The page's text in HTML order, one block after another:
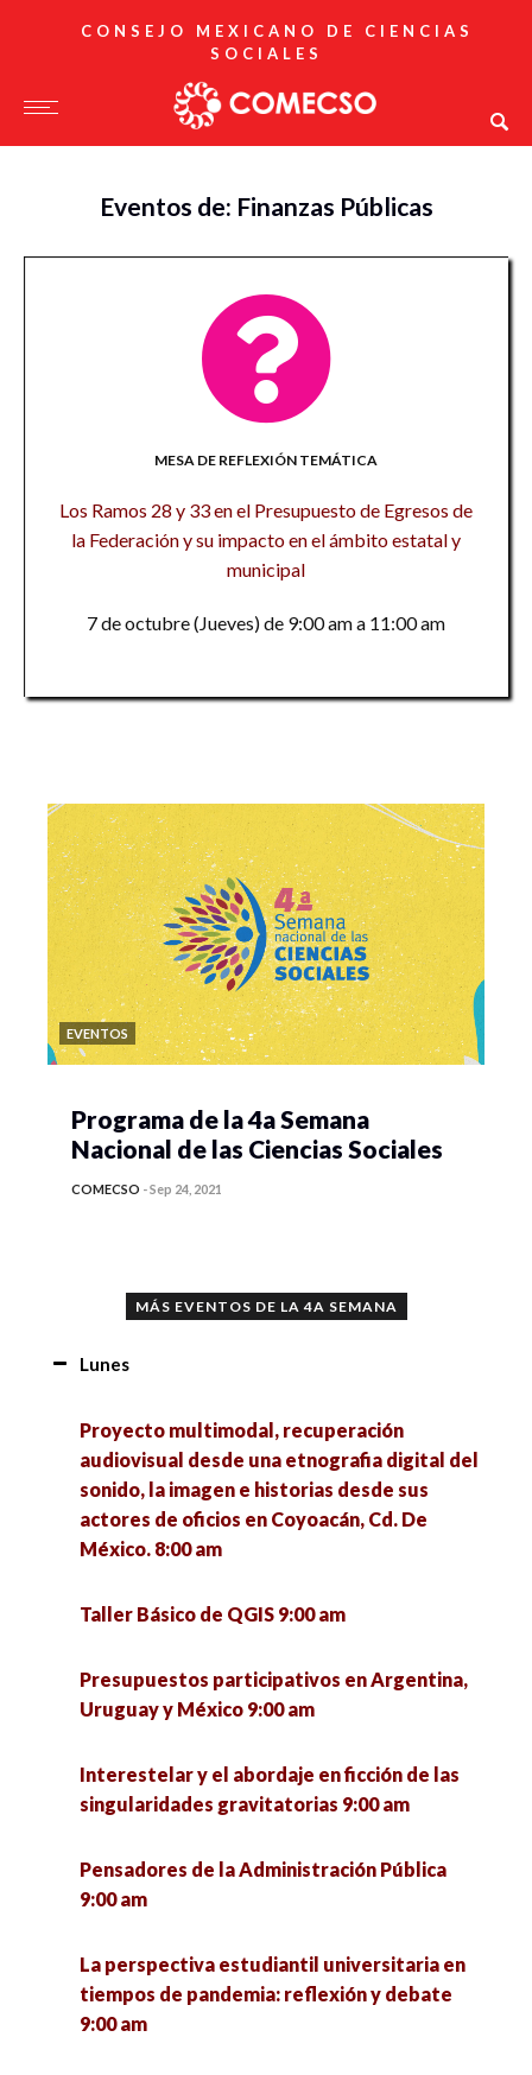
CONSEJO MEXICANO DE CIENCIAS
SOCIALES
Eventos de: Finanzas Públicas
MESA DE REFLEXIÓN TEMÁTICA
Los Ramos 28 y 33 en el Presupuesto de Egresos de
la Federación y su impacto en el ámbito estatal y
municipal
7 de octubre (Jueves) de 9:00 am a 11:00 am
EVENTOS
Programa de la 4a Semana
Nacional de las Ciencias Sociales
COMECSO -Sep 24, 2021
MÁS EVENTOS DE LA 4A SEMANA
Lunes
Proyecto multimodal, recuperación
audiovisual desde una etnografia digital del
sonido, la imagen e historias desde sus
actores de oficios en Coyoacán, Cd. De
México. 8:00 am
Taller Básico de QGIS 9:00 am
Presupuestos participativos en Argentina,
Uruguay y México 9:00 am
Interestelar y el abordaje en ficción de las
singularidades gravitatorias 9:00 am
Pensadores de la Administración Pública
9:00 am
La perspectiva estudiantil universitaria en
tiempos de pandemia: reflexión y debate
9:00 am